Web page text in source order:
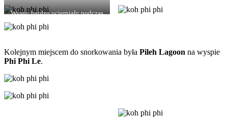
Wyspy bardzo ucierpiały podczas
Kolejnym miejscem do snorkowania była Pileh Lagoon na wyspie
Phi Phi Le.